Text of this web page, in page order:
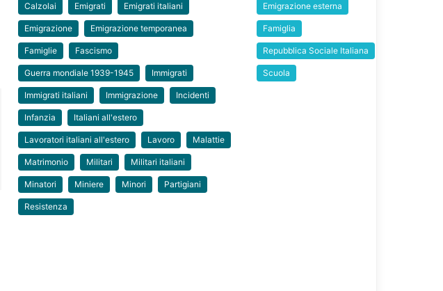
Calzolai Emigrati Emigrati italiani
Emigrazione Emigrazione temporanea
Famiglie Fascismo
Guerra mondiale 1939-1945 Immigrati
Immigrati italiani Immigrazione Incidenti
Infanzia Italiani all'estero
Lavoratori italiani all'estero Lavoro Malattie
Matrimonio Militari Militari italiani
Minatori Miniere Minori Partigiani
Resistenza
Emigrazione esterna
Famiglia
Repubblica Sociale Italiana
Scuola